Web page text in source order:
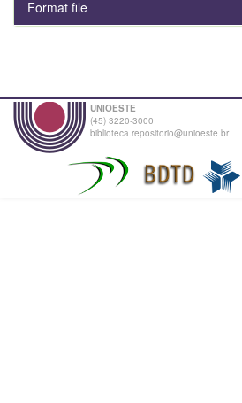
Format file
UNIOESTE
(45) 3220-3000
biblioteca.repositorio@unioeste.br